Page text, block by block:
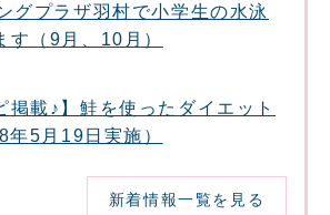
グプラザ羽村で小学生の水泳
す（9月、10月）
掲載♪】鮭を使ったダイエット
年5月19日実施）
新着情報一覧を見る